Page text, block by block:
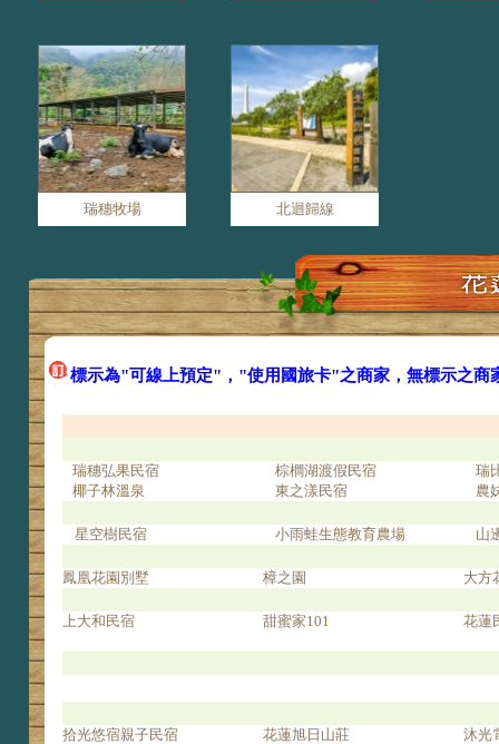
瑞穗牧場 北迴歸線
標示為"可線上預定"，"使用國旅卡"之商家，無標示之商
瑞穗弘果民宿
椰子林溫泉
棕櫚湖渡假民宿
東之漾民宿
瑞
農
星空樹民宿 小雨蛙生態教育農場 山
鳳凰花園別墅 樟之園 大方
上大和民宿 甜蜜家101 花蓮
拾光悠宿親子民宿
花蓮旭日山莊
沐光